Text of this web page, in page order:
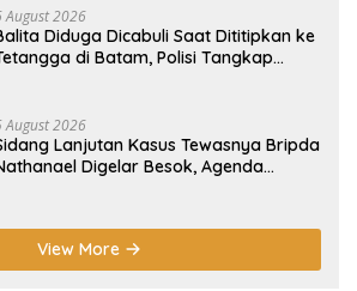
August 2026
Diduga Dicabuli Saat Dititipkan ke
di Batam, Polisi Tangkap
August 2026
Lanjutan Kasus Tewasnya Bripda
Digelar Besok, Agenda
View More